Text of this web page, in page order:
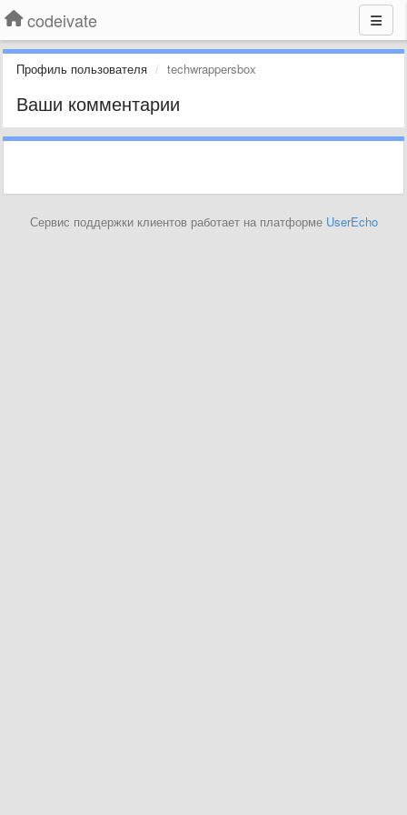
codeivate
Профиль пользователя techwrappersbox
Ваши комментарии
Сервис поддержки клиентов работает на платформе UserEcho